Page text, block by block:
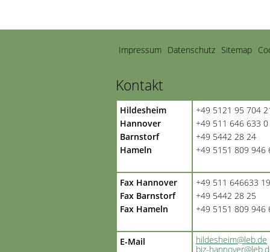
Navigation
überspringen
Impressum Datenschutz Sitemap
Kontakt
Hildesheim
Hannover
Barnstorf
Hameln
+49 5121 95 704
+49 511 646 633 0
+49 5442 28 24
+49 5151 809 946
Fax Hannover
Fax Barnstorf
Fax Hameln
+49 511 646633 19
+49 5442 28 25
+49 5151 809 946
E-Mail
hildesheim@leb.de
biz-